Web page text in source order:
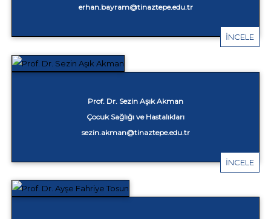
erhan.bayram@tinaztepe.edu.tr
İNCELE
Prof. Dr. Sezin Aşık Akman
Çocuk Sağlığı ve Hastalıkları
sezin.akman@tinaztepe.edu.tr
İNCELE